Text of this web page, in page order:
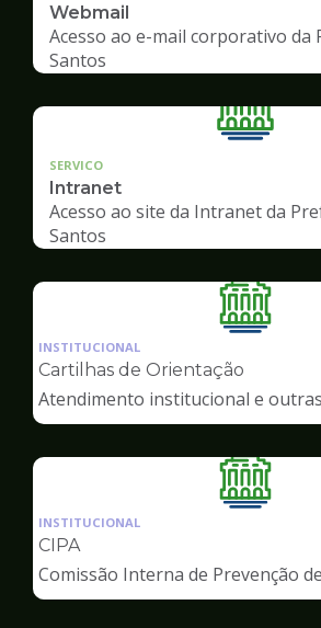
Webmail
Acesso ao e-mail corporativo da
Santos
SERVICO
Intranet
Acesso ao site da Intranet da
Santos
Ilustração
da
de
Servidor
INSTITUCIONAL
Cartilhas de Orientação
Atendimento institucional e
Ilustração
da
Servidor
INSTITUCIONAL
CIPA
Comissão Interna de Prevenção